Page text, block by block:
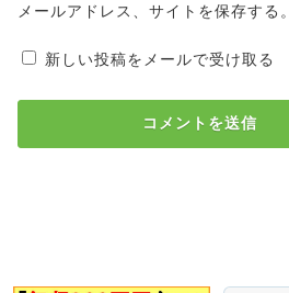
メールアドレス、サイトを保存する。
新しい投稿をメールで受け取る